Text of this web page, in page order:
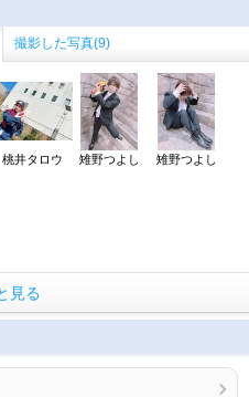
撮影した写真(9)
桃井タロウ 雉野つよし 雉野つよし
見る